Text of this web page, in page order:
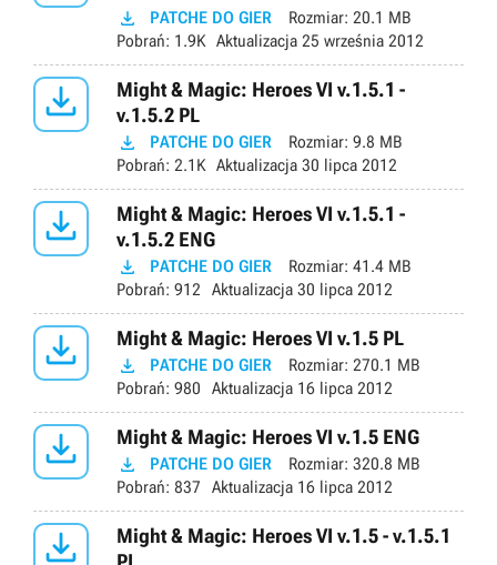
 PATCHE DO GIER Rozmiar: 20.1 MB
Pobrań: 1.9K Aktualizacja 25 września 2012

Might & Magic: Heroes VI v.1.5.1 -
v.1.5.2 PL
 PATCHE DO GIER Rozmiar: 9.8 MB
Pobrań: 2.1K Aktualizacja 30 lipca 2012

Might & Magic: Heroes VI v.1.5.1 -
v.1.5.2 ENG
 PATCHE DO GIER Rozmiar: 41.4 MB
Pobrań: 912 Aktualizacja 30 lipca 2012
 Might & Magic: Heroes VI v.1.5 PL
 PATCHE DO GIER Rozmiar: 270.1 MB
Pobrań: 980 Aktualizacja 16 lipca 2012
 Might & Magic: Heroes VI v.1.5 ENG
 PATCHE DO GIER Rozmiar: 320.8 MB
Pobrań: 837 Aktualizacja 16 lipca 2012

Might & Magic: Heroes VI v.1.5 - v.1.5.1